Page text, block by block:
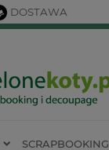
DOSTAWA
SCRAPBOOKING